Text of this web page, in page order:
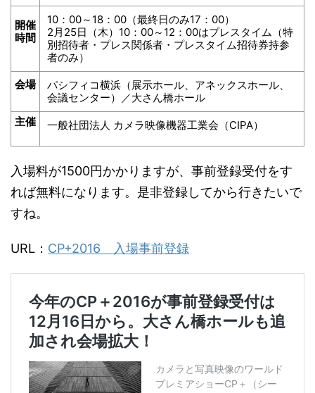
開催
時間
10：00～18：00（最終日のみ17：00）
2月25日（木）10：00～12：00はプレスタイム（特
別招待者・プレス関係者・プレスタイム招待券持参
者のみ）
会場
パシフィコ横浜（展示ホール、アネックスホール、
会議センター）／大さん橋ホール
主催
一般社団法人 カメラ映像機器工業会（CIPA）
入場料が1500円かかりますが、事前登録受付をす
れば無料になります。是非登録してから行きたいで
すね。
URL： CP+2016 入場事前登録